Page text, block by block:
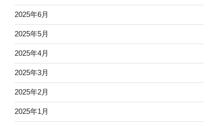
2025年6月
2025年5月
2025年4月
2025年3月
2025年2月
2025年1月